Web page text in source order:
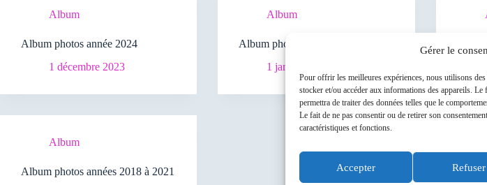
Gérer le
Pour offrir les meilleures expériences, nous utilisons
stocker et/ou accéder aux informations des appareils.
permettra de traiter des données telles que le
Le fait de ne pas consentir ou de retirer son
caractéristiques et fonctions.
Accepter Refuser
Album
Album photos année 2024
1 décembre 2023
Album
Album photos année 2023
1 janvier 2023
Album
Album photos années 2018 à 2021